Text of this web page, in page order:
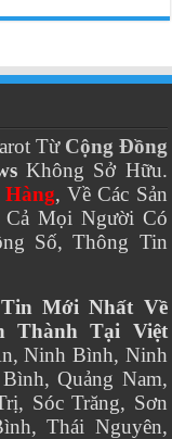
Từ Cộng Đồng
Không Sở Hữu.
, Về Các Sản
Mọi Người Có
Số, Thông Tin
Tin Mới Nhất Về
Thành Tại Việt
Ninh Bình, Ninh
Quảng Nam,
Sóc Trăng, Sơn
Thái Nguyên,